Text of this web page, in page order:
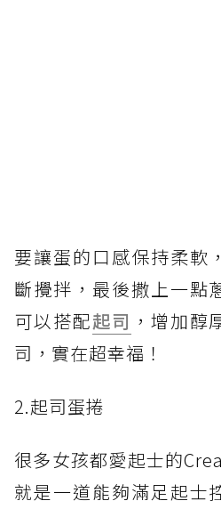
要讓蛋的口感保持柔軟
斷攪拌，最後撒上一點
可以搭配起司 ，增加醇
司，實在超幸福！
2.起司蛋捲
很多女孩都愛起士的
就是一道能夠滿足起士